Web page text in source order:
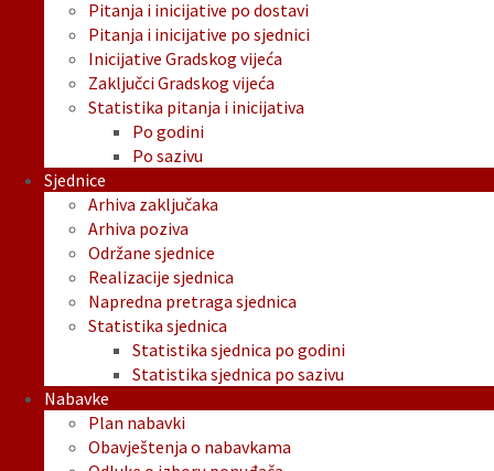
Pitanja i inicijative po dostavi
Pitanja i inicijative po sjednici
Inicijative Gradskog vijeća
Zaključci Gradskog vijeća
Statistika pitanja i inicijativa
Po godini
Po sazivu
Sjednice
Arhiva zaključaka
Arhiva poziva
Održane sjednice
Realizacije sjednica
Napredna pretraga sjednica
Statistika sjednica
Statistika sjednica po godini
Statistika sjednica po sazivu
Nabavke
Plan nabavki
Obavještenja o nabavkama